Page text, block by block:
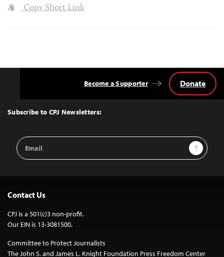
Copy Short Link
Top
Subscribe to CPJ Newsletters:
Email
Address
Sign Up
Become a Supporter Donate
Contact Us
CPJ is a 501(c)3 non-profit.
Our EIN is 13-3081500.
Committee to Protect Journalists
The John S. and James L. Knight Foundation Press Freedom Center